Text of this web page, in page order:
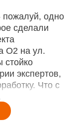
одно
сделали
О2 на ул.
стойко
экспертов,
Что с